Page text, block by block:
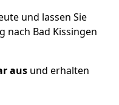
und lassen Sie
nach Bad Kissingen
aus und erhalten